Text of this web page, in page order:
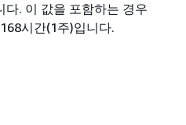
다. 이 값을 포함하는 경우
시간(1주)입니다.